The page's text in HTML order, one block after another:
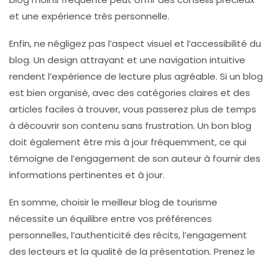
et une expérience très personnelle.
Enfin, ne négligez pas l’aspect visuel et l’accessibilité du
blog. Un design attrayant et une navigation intuitive
rendent l’expérience de lecture plus agréable. Si un blog
est bien organisé, avec des catégories claires et des
articles faciles à trouver, vous passerez plus de temps
à découvrir son contenu sans frustration. Un bon blog
doit également être mis à jour fréquemment, ce qui
témoigne de l’engagement de son auteur à fournir des
informations pertinentes et à jour.
En somme, choisir le meilleur blog de tourisme
nécessite un équilibre entre vos préférences
personnelles, l’authenticité des récits, l’engagement
des lecteurs et la qualité de la présentation. Prenez le